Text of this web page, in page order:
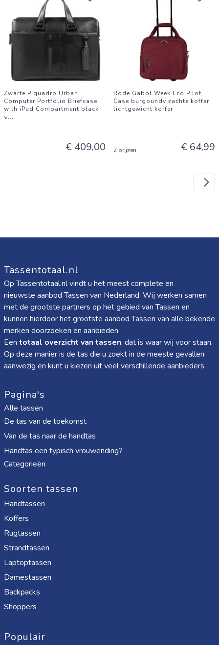
Zwarte Piquadro Urban
Computer Portfolio Briefcase
with iPad Compartment black
s...
€ 409,00
Rode Gabol Week Eco Pilot
Case burgoundy zachte koffer
lichtgewicht koffer
2 prijzen € 64,99
Tassentotaal.nl
Op Tassentotaal.nl vindt u het meest complete en
nieuwste aanbod Tassen van Nederland. Wij werken samen
met de grootste partners op het gebied van Tassen en
kunnen hierdoor het grootste aanbod Tassen van alle bekende
merken doorzoeken en aanbieden.
Een totaal overzicht van tassen, dat is waar wij voor staan.
Op deze manier is de tas die u zoekt in de meeste gevallen
aanwezig en kunt u kiezen uit veel verschillende aanbieders.
Pagina's
Alle tassen
De tas van de toekomst
Van de tas naar de handtas
Handtas een typisch vrouwending?
Categorieën
Soorten tassen
Handtassen
Koffers
Rugtassen
Strandtassen
Laptoptassen
Damestassen
Backpacks
Shoppers
Populair